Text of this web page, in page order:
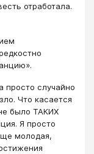
отработала.
просто случайно
Что касается
было ТАКИХ
Я просто
молодая,